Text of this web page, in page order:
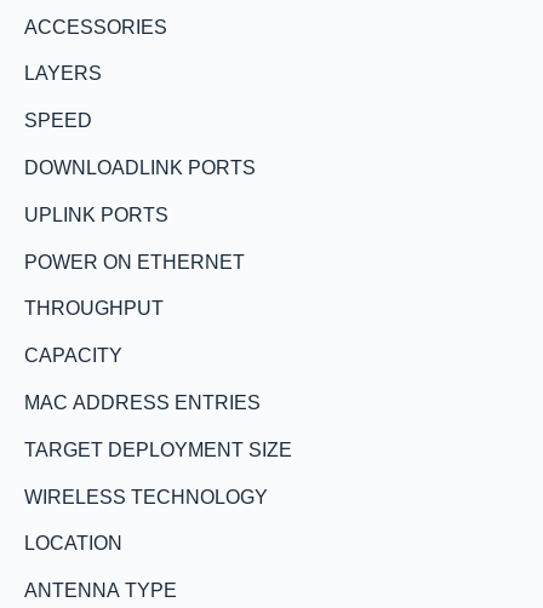
ACCESSORIES
LAYERS
SPEED
DOWNLOADLINK PORTS
UPLINK PORTS
POWER ON ETHERNET
THROUGHPUT
CAPACITY
MAC ADDRESS ENTRIES
TARGET DEPLOYMENT SIZE
WIRELESS TECHNOLOGY
LOCATION
ANTENNA TYPE